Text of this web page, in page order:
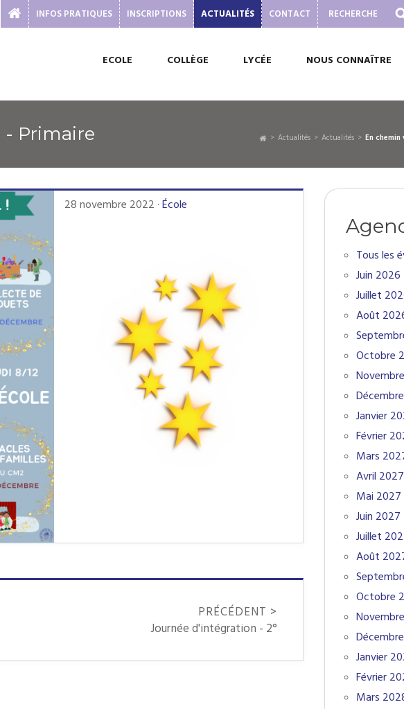
INFOS PRATIQUES INSCRIPTIONS ACTUALITÉS CONTACT
ECOLE COLLÈGE LYCÉE NOUS CONNAÎTRE
- Primaire Actualités Actualités En
28 novembre 2022 · École
PRÉCÉDENT >
Journée d'intégration - 2°
Tous les
Juin 2026
Juillet
Août
Octobre
Janvier
Février
Mars
Avril 2027
Mai 2027
Juin 2027
Juillet
Août
Octobre
Janvier
Février
Mars